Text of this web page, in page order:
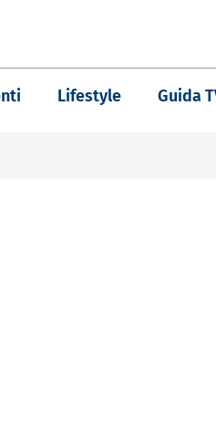
Lifestyle Guida